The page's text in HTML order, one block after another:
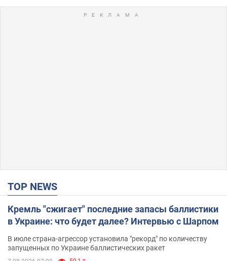
TOP NEWS
Кремль "сжигает" последние запасы баллистики
в Украине: что будет далее? Интервью с Шарпом
В июле страна-агрессор установила "рекорд" по количеству
запущенных по Украине баллистических ракет